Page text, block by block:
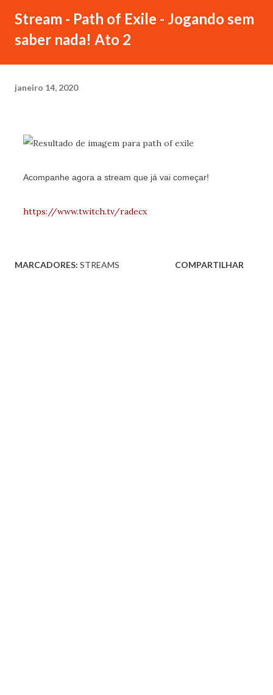
Stream - Path of Exile - Jogando sem
saber nada! Ato 2
janeiro 14, 2020
Acompanhe agora a stream que já vai começar!
https://www.twitch.tv/radecx
MARCADORES: STREAMS COMPARTILHAR